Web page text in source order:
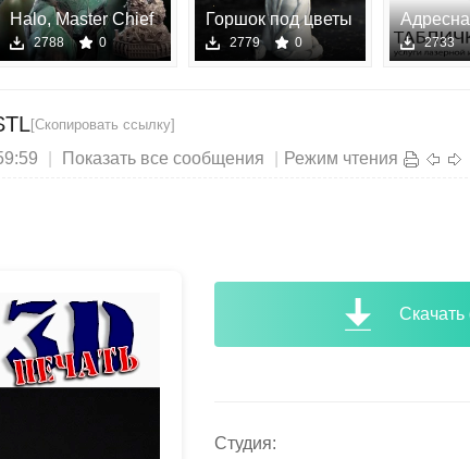
Halo, Master Chief
- STL модель
2788 0
Горшок под цветы
stl - 3D
2779 0 2733
[Скопировать ссылку]
Показать все сообщения Режим чтения
Студия: